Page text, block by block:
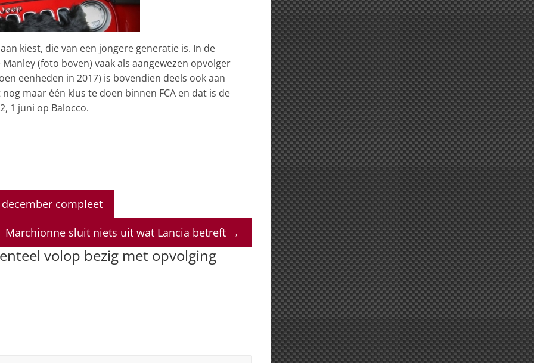
kiest, die van een jongere generatie is. In de
(foto boven) vaak als aangewezen opvolger
eenheden in 2017) is bovendien deels ook aan
maar één klus te doen binnen FCA en dat is de
1 juni op Balocco.
compleet
Marchionne sluit niets uit wat Lancia betreft →
volop bezig met opvolging